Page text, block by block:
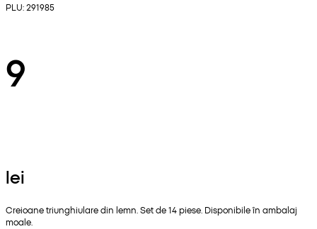
PLU: 291985
9
lei
Creioane triunghiulare din lemn. Set de 14 piese. Disponibile în ambalaj
moale.